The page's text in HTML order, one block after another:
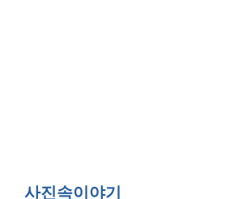
사진속이야기